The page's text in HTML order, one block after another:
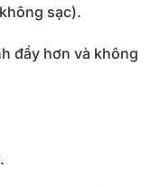
sạc).
đầy hơn và không